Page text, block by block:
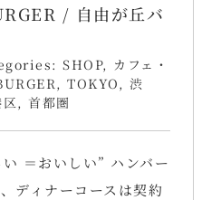
/ 自由が丘バ
SHOP, カフェ・
, TOKYO , 渋
, 首都圏
＝おいしい” ハンバー
ディナーコースは契約